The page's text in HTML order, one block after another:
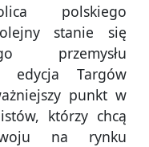
polskiego
stanie się
przemysłu
edycja Targów
punkt w
którzy chcą
na rynku